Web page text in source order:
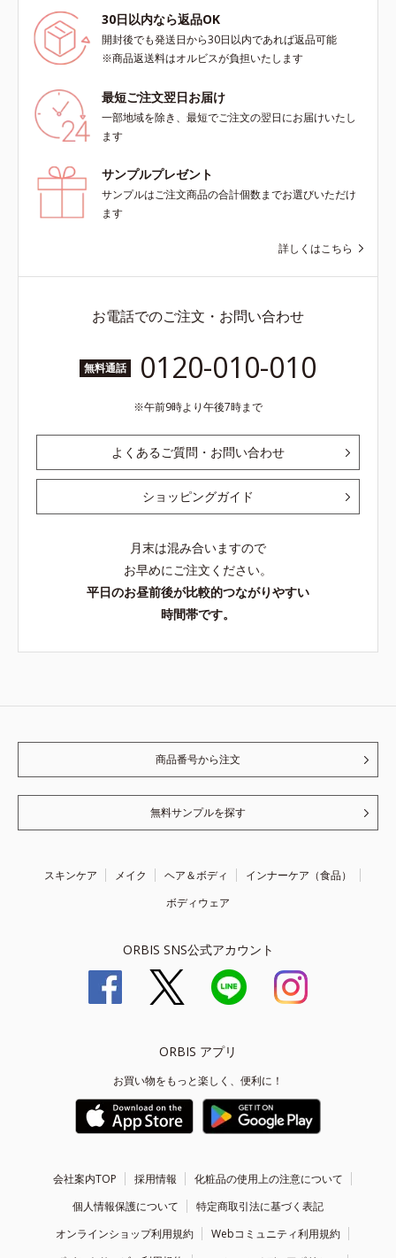
30日以内なら返品OK
開封後でも発送日から30日以内であれば返品可能
※商品返送料はオルビスが負担いたします
最短ご注文翌日お届け
一部地域を除き、最短でご注文の翌日にお届けいたし
ます
サンプルプレゼント
サンプルはご注文商品の合計個数までお選びいただけ
ます
詳しくはこちら
お電話でのご注文・お問い合わせ
無料通話 0120-010-010
午前9時より午後7時まで
よくあるご質問・お問い合わせ
ショッピングガイド
月末は混み合いますので
お早めにご注文ください。
平日のお昼前後が比較的つながりやすい
時間帯です。
商品番号から注文
無料サンプルを探す
スキンケア メイク ヘア＆ボディ
インナーケア（食品）
ボディウェア
ORBIS SNS公式アカウント
ORBIS アプリ
お買い物をもっと楽しく、便利に！
会社案内TOP 採用情報
化粧品の使用上の注意について
個人情報保護について
特定商取引法に基づく表記
オンラインショップ利用規約
Webコミュニティ利用規約